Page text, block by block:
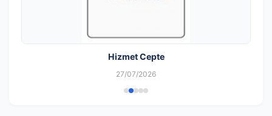
Hizmet Cepte
27/07/2026